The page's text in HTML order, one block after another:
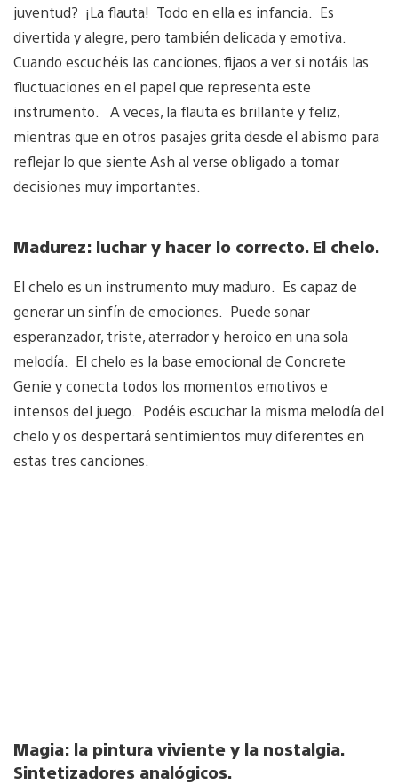
juventud? ¡La flauta! Todo en ella es infancia. Es
divertida y alegre, pero también delicada y emotiva.
Cuando escuchéis las canciones, fijaos a ver si notáis las
fluctuaciones en el papel que representa este
instrumento. A veces, la flauta es brillante y feliz,
mientras que en otros pasajes grita desde el abismo para
reflejar lo que siente Ash al verse obligado a tomar
decisiones muy importantes.
Madurez: luchar y hacer lo correcto. El chelo.
El chelo es un instrumento muy maduro. Es capaz de
generar un sinfín de emociones. Puede sonar
esperanzador, triste, aterrador y heroico en una sola
melodía. El chelo es la base emocional de Concrete
Genie y conecta todos los momentos emotivos e
intensos del juego. Podéis escuchar la misma melodía del
chelo y os despertará sentimientos muy diferentes en
estas tres canciones.
Magia: la pintura viviente y la nostalgia.
Sintetizadores analógicos.